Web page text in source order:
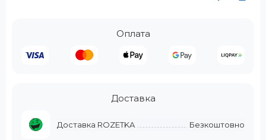
Оплата
Доставка
Доставка ROZETKA Безкоштовно